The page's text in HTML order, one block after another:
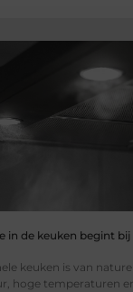
in de keuken begint
keuken is van
hoge temperaturen